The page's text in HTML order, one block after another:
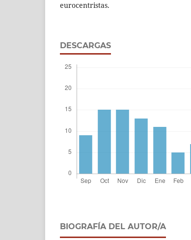
eurocentristas.
DESCARGAS
BIOGRAFÍA DEL AUTOR/A